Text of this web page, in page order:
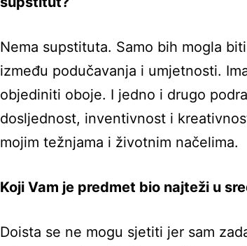
Nema supstituta. Samo bih mogla
između podučavanja i umjetnosti.
objediniti oboje. I jedno i drugo
dosljednost, inventivnost i
mojim težnjama i životnim načelima.
Koji Vam je predmet bio najteži u
Doista se ne mogu sjetiti jer sam